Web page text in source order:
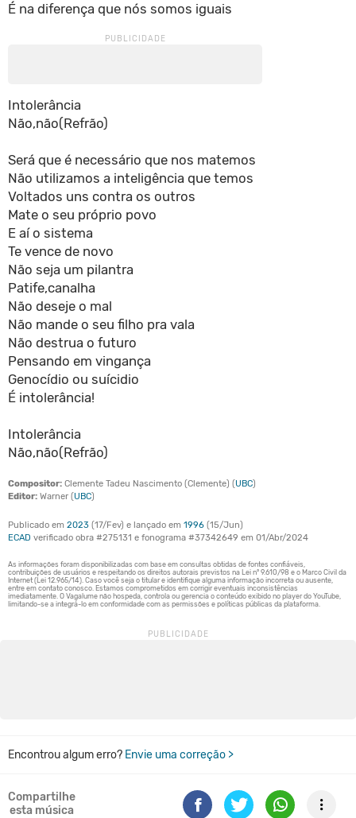
É na diferença que nós somos iguais
Intolerância
Não,não(Refrão)
Será que é necessário que nos matemos
Não utilizamos a inteligência que temos
Voltados uns contra os outros
Mate o seu próprio povo
E aí o sistema
Te vence de novo
Não seja um pilantra
Patife,canalha
Não deseje o mal
Não mande o seu filho pra vala
Não destrua o futuro
Pensando em vingança
Genocídio ou suícidio
É intolerância!
Intolerância
Não,não(Refrão)
Compositor: Clemente Tadeu Nascimento (Clemente) (UBC)
Editor: Warner (UBC)
Publicado em 2023 (17/Fev) e lançado em 1996 (15/Jun)
ECAD verificado obra #275131 e fonograma #37342649 em 01/Abr/2024
Encontrou algum erro? Envie uma correção >
Compartilhe
esta música